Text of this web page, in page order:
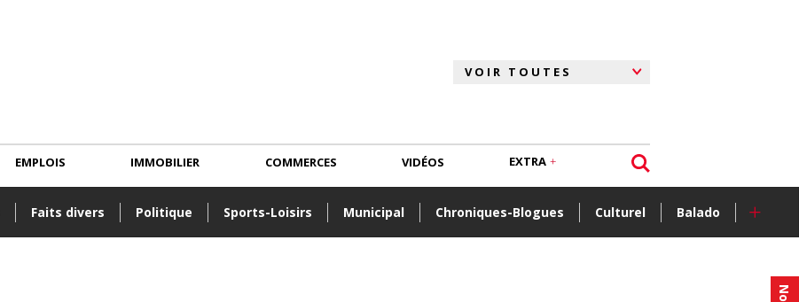
Faits divers Politique Sports-Loisirs Municipal Chroniques-Blogues Culturel Balado +
EMPLOIS IMMOBILIER COMMERCES VIDÉOS EXTRA